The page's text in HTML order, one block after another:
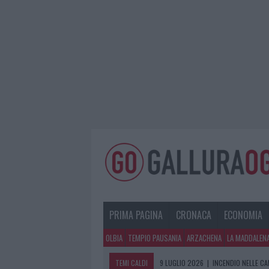
PRIMA PAGINA CRONACA ECONOMIA
OLBIA TEMPIO PAUSANIA ARZACHENA LA
TEMI CALDI 9 LUGLIO 2026 | INCENDIO NELLE
9 LUGLIO 2026
CAOS PRONTO